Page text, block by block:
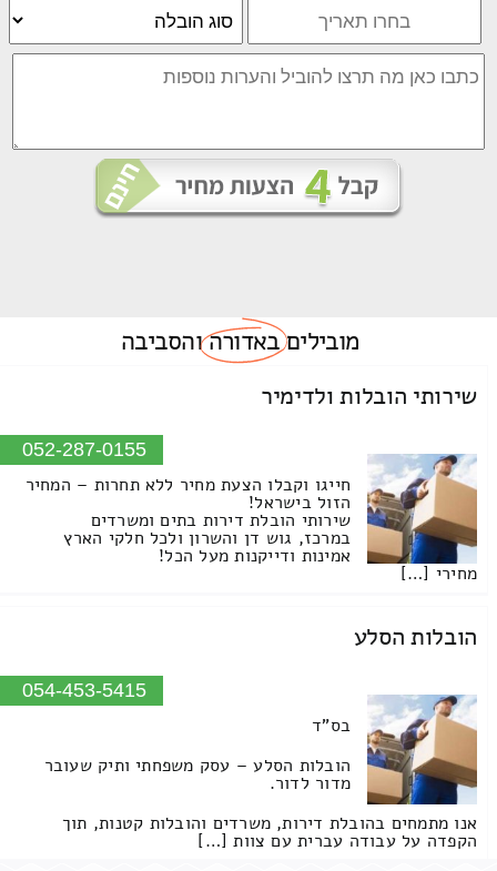
מוביליםבאדורהוהסביבה
שירותי הובלות ולדימיר
052-287-0155
חייגו וקבלו הצעת מחיר ללא תחרות – המחיר
הזול בישראל!
שירותי הובלת דירות בתים ומשרדים
במרכז, גוש דן והשרון ולכל חלקי הארץ
אמינות ודייקנות מעל הכל!
מחירי […]
הובלות הסלע
054-453-5415
בס"ד
הובלות הסלע – עסק משפחתי ותיק שעובר
מדור לדור.
אנו מתמחים בהובלת דירות, משרדים והובלות קטנות, תוך
הקפדה על עבודה עברית עם צוות […]